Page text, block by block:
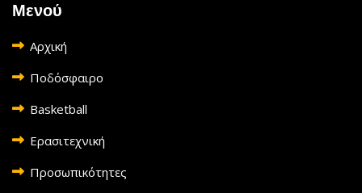
Μενού
Αρχική
Ποδόσφαιρο
Basketball
Ερασιτεχνική
Προσωπικότητες